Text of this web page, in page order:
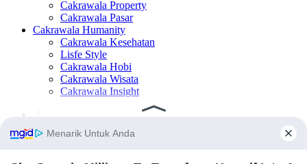
Cakrawala Property
Cakrawala Pasar
Cakrawala Humanity
Cakrawala Kesehatan
Lisfe Style
Cakrawala Hobi
Cakrawala Wisata
Cakrawala Insight